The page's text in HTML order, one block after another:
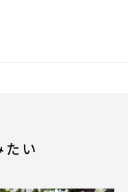
たい